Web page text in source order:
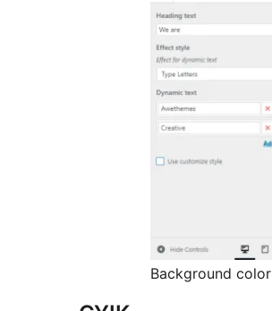
Background color